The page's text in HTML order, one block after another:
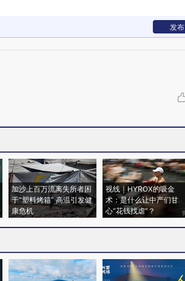
发布
加沙上百万流离失所者困
于“塑料烤箱” 高温引发健
康危机
视线｜HYROX的吸金
术：是什么让中产们甘
心“花钱找虐”？